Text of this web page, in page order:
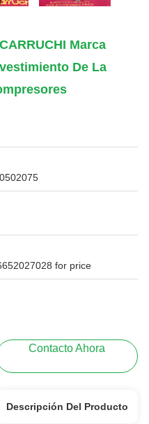
Marca
De La
for price
Contacto Ahora
Descripción Del Producto